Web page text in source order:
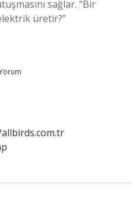
sağlar. “Bir
üretir?”